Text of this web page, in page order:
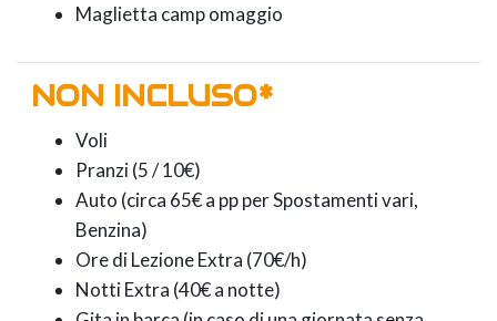
Maglietta camp omaggio
NON INCLUSO*
Voli
Pranzi (5 / 10€)
Auto (circa 65€ a pp per Spostamenti vari,
Benzina)
Ore di Lezione Extra (70€/h)
Notti Extra (40€ a notte)